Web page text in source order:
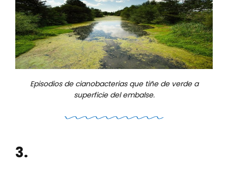
Episodios de cianobacterias que tiñe de verde a
superficie del embalse.
3.